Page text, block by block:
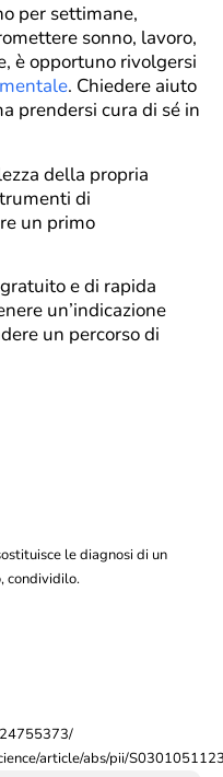
per settimane,
sonno, lavoro,
è opportuno rivolgersi
. Chiedere aiuto
prendersi cura di sé in
della propria
di
un primo
e di rapida
un’indicazione
un percorso di
le diagnosi di un
condividilo.
article/abs/pii/